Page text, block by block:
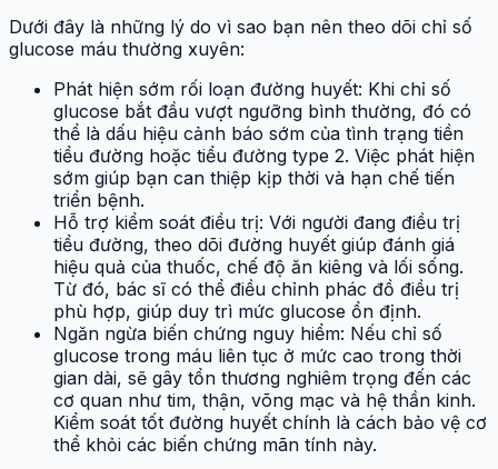
Dưới đây là những lý do vì sao bạn nên theo dõi chỉ số
glucose máu thường xuyên:
Phát hiện sớm rối loạn đường huyết: Khi chỉ số
glucose bắt đầu vượt ngưỡng bình thường, đó có
thể là dấu hiệu cảnh báo sớm của tình trạng tiền
tiểu đường hoặc tiểu đường type 2. Việc phát hiện
sớm giúp bạn can thiệp kịp thời và hạn chế tiến
triển bệnh.
Hỗ trợ kiểm soát điều trị: Với người đang điều trị
tiểu đường, theo dõi đường huyết giúp đánh giá
hiệu quả của thuốc, chế độ ăn kiêng và lối sống.
Từ đó, bác sĩ có thể điều chỉnh phác đồ điều trị
phù hợp, giúp duy trì mức glucose ổn định.
Ngăn ngừa biến chứng nguy hiểm: Nếu chỉ số
glucose trong máu liên tục ở mức cao trong thời
gian dài, sẽ gây tổn thương nghiêm trọng đến các
cơ quan như tim, thận, võng mạc và hệ thần kinh.
Kiểm soát tốt đường huyết chính là cách bảo vệ cơ
thể khỏi các biến chứng mãn tính này.